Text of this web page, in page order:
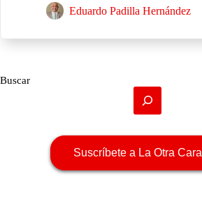
Eduardo Padilla Hernández
Buscar
Suscríbete a La Otra Cara